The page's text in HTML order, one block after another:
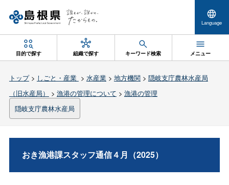
Language
目的で探す 組織で探す キーワード検索 メニュー
トップ> しごと・産業 > 水産業> 地方機関> 隠岐支庁農林水産局
（旧水産局）
> 漁港の管理について > 漁港の管理
隠岐支庁農林水産局
おき漁港課スタッフ通信４月（2025）